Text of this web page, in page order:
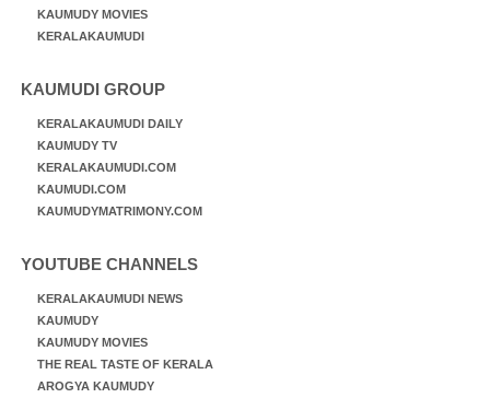
KAUMUDY MOVIES
KERALAKAUMUDI
KAUMUDI GROUP
KERALAKAUMUDI DAILY
KAUMUDY TV
KERALAKAUMUDI.COM
KAUMUDI.COM
KAUMUDYMATRIMONY.COM
YOUTUBE CHANNELS
KERALAKAUMUDI NEWS
KAUMUDY
KAUMUDY MOVIES
THE REAL TASTE OF KERALA
AROGYA KAUMUDY